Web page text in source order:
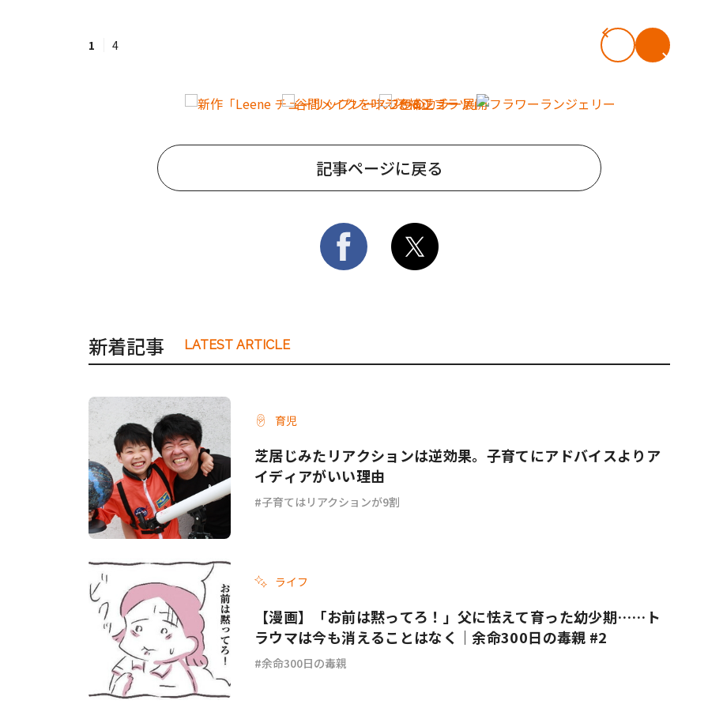
1 4
記事ページに戻る
新着記事 LATEST ARTICLE
育児
芝居じみたリアクションは逆効果。子育てにアドバイスよりア
イディアがいい理由
子育てはリアクションが9割
ライフ
【漫画】「お前は黙ってろ！」父に怯えて育った幼少期……ト
ラウマは今も消えることはなく｜余命300日の毒親 #2
余命300日の毒親